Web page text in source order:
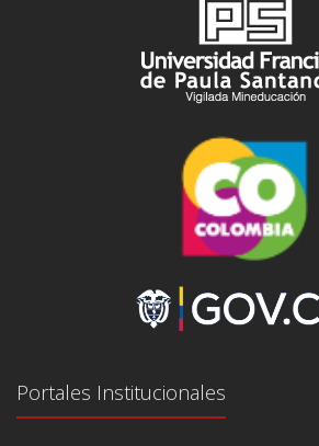
Portales Institucionales